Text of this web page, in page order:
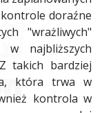
doraźne
"wrażliwych"
najbliższych
takich bardziej
która trwa w
kontrola w